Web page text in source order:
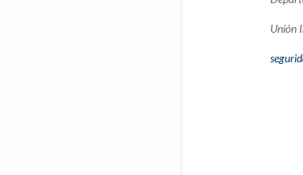
Unión